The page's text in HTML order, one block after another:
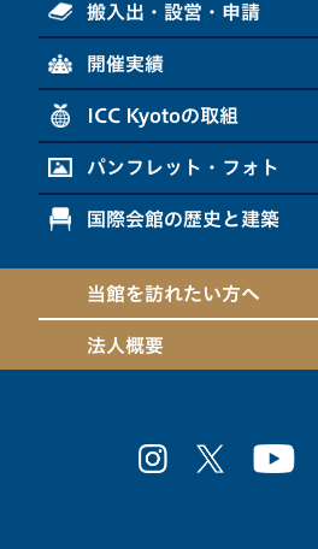
搬入出・設営・申請
開催実績
ICC Kyotoの取組
パンフレット・フォト
国際会館の歴史と建築
当館を訪れたい方へ
法人概要